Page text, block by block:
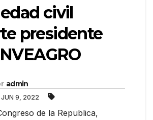
civil
presidente
admin
JUN 9, 2022
de la Republica,